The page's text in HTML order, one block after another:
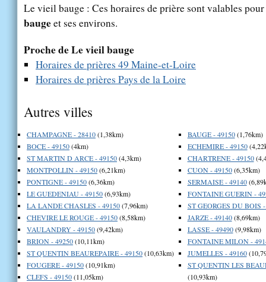
Le vieil bauge : Ces horaires de prière sont valables
baugeet ses environs.
Proche de Le vieil bauge
Horaires de prières 49 Maine-et-Loire
Horaires de prières Pays de la Loire
Autres villes
CHAMPAGNE - 28410(1,38km)
BOCE - 49150(4km)
ST MARTIN D ARCE - 49150(4,3km)
MONTPOLLIN - 49150(6,21km)
PONTIGNE - 49150(6,36km)
LE GUEDENIAU - 49150(6,93km)
LA LANDE CHASLES - 49150(7,96km)
CHEVIRE LE ROUGE - 49150(8,58km)
VAULANDRY - 49150(9,42km)
BRION - 49250(10,11km)
ST QUENTIN BEAUREPAIRE - 49150(10,63km)
FOUGERE - 49150(10,91km)
CLEFS - 49150(11,05km)
BAUGE - 49150(1,76km)
ECHEMIRE - 49150
CHARTRENE - 49150
CUON - 49150(6,35km)
SERMAISE - 49140
FONTAINE GUERIN -
ST GEORGES DU BOIS
JARZE - 49140(8,69km)
LASSE - 49490(9,98km)
FONTAINE MILON -
JUMELLES - 49160
ST QUENTIN LES
(10,93km)